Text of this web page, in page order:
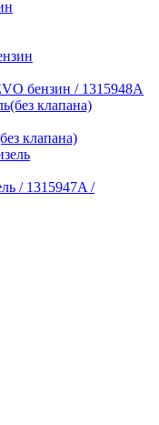
бензин / 1315948A
клапана)
/ 1315947A /